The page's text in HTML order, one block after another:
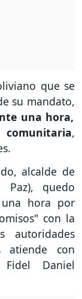
que se
su mandato,
una hora,
,
alcalde de
Paz), quedo
hora por
con la
autoridades
atiende con
Daniel